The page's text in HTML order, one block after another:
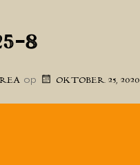
8
op OKTOBER 25, 2020